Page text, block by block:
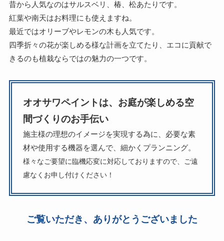
昔から人気なのはサルスベリ、椿、松あたりです。
紅葉や南天はお料理にも使えますね。
最近ではオリーブやレモンの木も人気です。
四季折々の花が楽しめる様な計画を立てたり、エコに貢献で
きるのも植栽ならではの魅力の一つです。
オオサワペイントは、お庭が楽しめる空
間づくりのお手伝い
施主様の理想のイメージを実現する為に、必要な素
材や使用する機器を選んで、細かくプランニング。
様々なご要望に臨機応変に対応しておりますので、ご遠
慮なくお申し付けください！
ご覧いただき、ありがとうございました